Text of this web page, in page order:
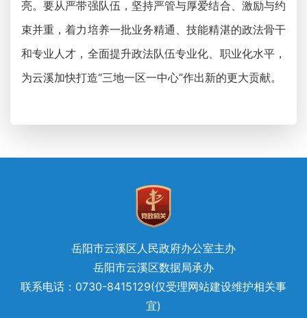
亮。要从严带强队伍，坚持严管与厚爱结合、激励与约
束并重，着力培养一批业务精通、技能精湛的政法骨干
和专业人才，全面提升政法队伍专业化、职业化水平，
为云溪加快打造“三地一区一中心”作出新的更大贡献。
岳阳市云溪区人民政府办公室主办
岳阳市云溪区数据局承办
联系电话：0730-8415129(仅受理网站建设维护相关事
宜)